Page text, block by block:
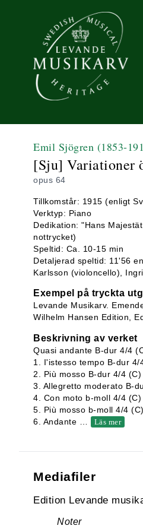
Emil Sjögren (1853-
[Sju] Variationer
opus 64
Tillkomstår: 1915 (enligt
Verktyp: Piano
Dedikation: "Hans
nottrycket)
Speltid: Ca. 10-15 min
Detaljerad speltid: 11'56
Karlsson (violoncello),
Exempel på tryckta
Levande Musikarv.
Wilhelm Hansen Edition,
Beskrivning av verket
Quasi andante B-dur 4/4
1. I'istesso tempo B-dur 4/
2. Più mosso B-dur 4/4 (C)
3. Allegretto moderato B-
4. Con moto b-moll 4/4 (C)
5. Più mosso b-moll 4/4 (C)
6. Andante
Läs mer
Mediafiler
Edition Levande
Noter